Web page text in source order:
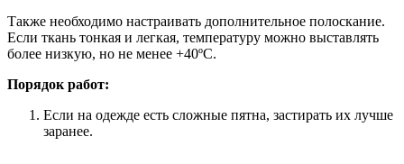
Также необходимо настраивать дополнительное полоскание.
Если ткань тонкая и легкая, температуру можно выставлять
более низкую, но не менее +40ºС.
Порядок работ:
Если на одежде есть сложные пятна, застирать их лучше
заранее.